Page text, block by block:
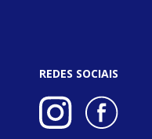
REDES SOCIAIS